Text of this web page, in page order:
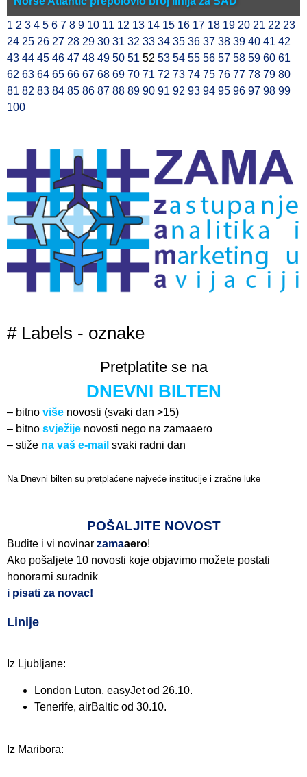
1 2 3 4 5 6 7 8 9 10 11 12 13 14 15 16 17 18 19 20 21 22 23
24 25 26 27 28 29 30 31 32 33 34 35 36 37 38 39 40 41 42
43 44 45 46 47 48 49 50 51 52 53 54 55 56 57 58 59 60 61
62 63 64 65 66 67 68 69 70 71 72 73 74 75 76 77 78 79 80
81 82 83 84 85 86 87 88 89 90 91 92 93 94 95 96 97 98 99
100
# Labels - oznake
Pretplatite se na
DNEVNI BILTEN
– bitno više novosti (svaki dan >15)
– bitno svježije novosti nego na zamaaero
– stiže na vaš e-mail svaki radni dan
Na Dnevni bilten su pretplaćene najveće institucije i zračne luke
POŠALJITE NOVOST
Budite i vi novinar zamaaero!
Ako pošaljete 10 novosti koje objavimo možete postati
honorarni suradnik
i pisati za novac!
Linije
Iz Ljubljane:
London Luton, easyJet od 26.10.
Tenerife, airBaltic od 30.10.
Iz Maribora: